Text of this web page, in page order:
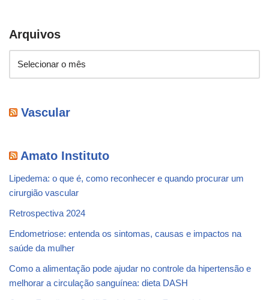
Arquivos
Vascular
Amato Instituto
Lipedema: o que é, como reconhecer e quando procurar um
cirurgião vascular
Retrospectiva 2024
Endometriose: entenda os sintomas, causas e impactos na
saúde da mulher
Como a alimentação pode ajudar no controle da hipertensão e
melhorar a circulação sanguínea: dieta DASH